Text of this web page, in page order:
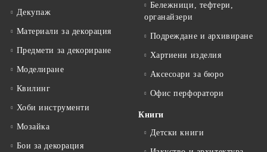
Декупаж
Материали за декорация
Предмети за декориране
Моделиране
Квилинг
Хоби инструменти
Мозайка
Бои за декорация
Бележници, тефтери,
органайзери
Подреждане и архивиране
Хартиени изделия
Аксесоари за бюро
Офис перфоратори
Книги
Детски книги